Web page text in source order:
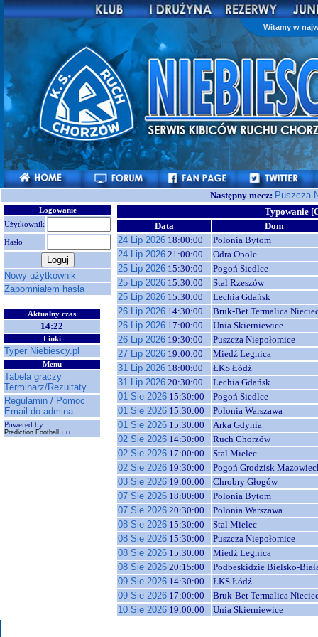
Witamy w
Następny mecz: Puszcza
Logowanie
Użytkownik
Hasło
Nowy użytkownik
Zapomniałem hasła
Aktualny czas
14:22
Linki
Typer Niebiescy.pl
Menu
Tabela graczy
Terminarz/Rezultaty
Regulamin / Pomoc
Email do admina
Powered by
Prediction Football 1.11
Typowanie
Data
Dom
24 Lip 2026 18:00:00
Polonia Bytom
24 Lip 2026 21:00:00
Odra Opole
25 Lip 2026 15:30:00
Pogoń Siedlce
25 Lip 2026 15:30:00
Stal Rzeszów
25 Lip 2026 15:30:00
Lechia Gdańsk
26 Lip 2026 14:30:00
Bruk-Bet Termalica
26 Lip 2026 17:00:00
Unia Skierniewice
26 Lip 2026 19:30:00
Puszcza Niepołomice
27 Lip 2026 19:00:00
Miedź Legnica
31 Lip 2026 18:00:00
ŁKS Łódź
31 Lip 2026 20:30:00
Lechia Gdańsk
01 Sie 2026 15:30:00
Pogoń Siedlce
01 Sie 2026 15:30:00
Polonia Warszawa
01 Sie 2026 15:30:00
Arka Gdynia
02 Sie 2026 14:30:00
Ruch Chorzów
02 Sie 2026 17:00:00
Stal Mielec
02 Sie 2026 19:30:00
Pogoń Grodzisk
03 Sie 2026 19:00:00
Chrobry Głogów
07 Sie 2026 18:00:00
Polonia Bytom
07 Sie 2026 20:30:00
Polonia Warszawa
08 Sie 2026 15:30:00
Stal Mielec
08 Sie 2026 15:30:00
Puszcza Niepołomice
08 Sie 2026 15:30:00
Miedź Legnica
08 Sie 2026 20:15:00
Podbeskidzie Bielsko-
09 Sie 2026 14:30:00
ŁKS Łódź
09 Sie 2026 17:00:00
Bruk-Bet Termalica
10 Sie 2026 19:00:00 Unia Skierniewice